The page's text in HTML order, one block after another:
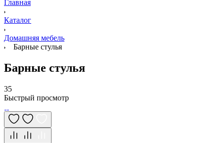
Главная
Каталог
Домашняя мебель
Барные стулья
Барные стулья
35
Быстрый просмотр